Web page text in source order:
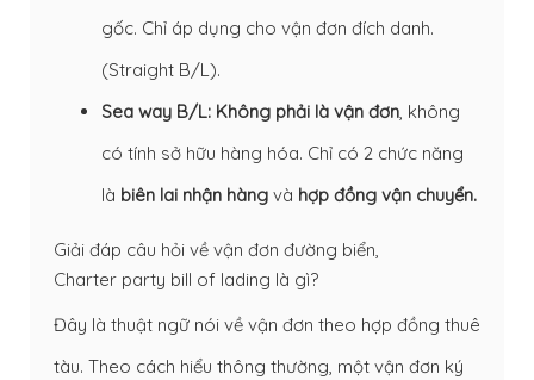
gốc. Chỉ áp dụng cho vận đơn đích danh.
(Straight B/L).
Sea way B/L: Không phải là vận đơn, không
có tính sở hữu hàng hóa. Chỉ có 2 chức năng
là biên lai nhận hàng và hợp đồng vận chuyển.
Giải đáp câu hỏi về vận đơn đường biển,
Charter party bill of lading là gì?
Đây là thuật ngữ nói về vận đơn theo hợp đồng thuê
tàu. Theo cách hiểu thông thường, một vận đơn ký